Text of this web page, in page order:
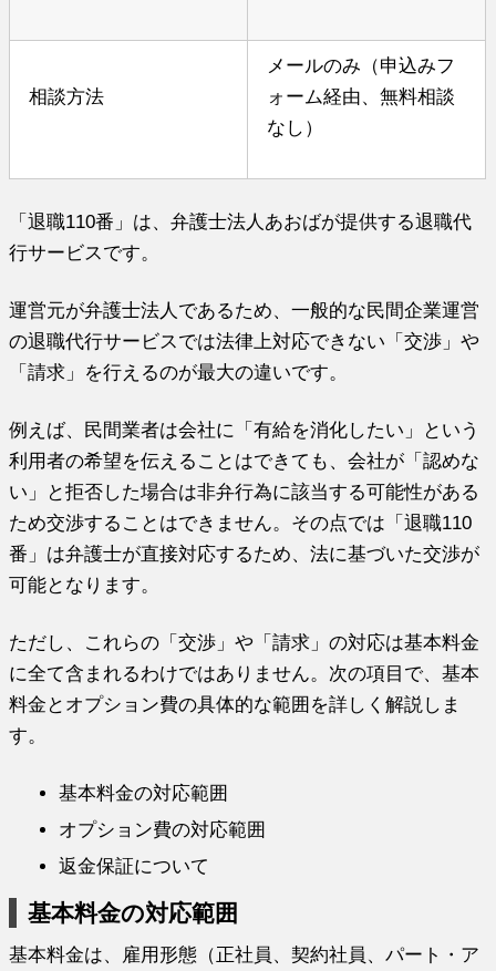
相談方法
メールのみ（申込みフ
ォーム経由、無料相談
なし）
「退職110番」は、弁護士法人あおばが提供する退職代
行サービスです。
運営元が弁護士法人であるため、一般的な民間企業運営
の退職代行サービスでは法律上対応できない「交渉」や
「請求」を行えるのが最大の違いです。
例えば、民間業者は会社に「有給を消化したい」という
利用者の希望を伝えることはできても、会社が「認めな
い」と拒否した場合は非弁行為に該当する可能性がある
ため交渉することはできません。その点では「退職110
番」は弁護士が直接対応するため、法に基づいた交渉が
可能となります。
ただし、これらの「交渉」や「請求」の対応は基本料金
に全て含まれるわけではありません。次の項目で、基本
料金とオプション費の具体的な範囲を詳しく解説しま
す。
基本料金の対応範囲
オプション費の対応範囲
返金保証について
基本料金の対応範囲
基本料金は、雇用形態（正社員、契約社員、パート・ア